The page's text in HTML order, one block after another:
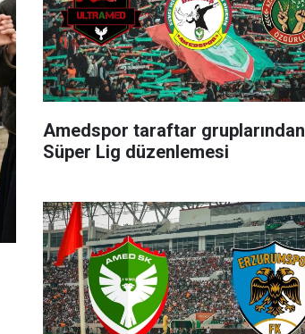
Amedspor taraftar gruplarından
Süper Lig düzenlemesi